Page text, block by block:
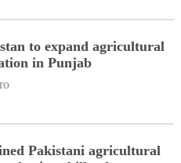
to expand agricultural
in Punjab
Pakistani agricultural